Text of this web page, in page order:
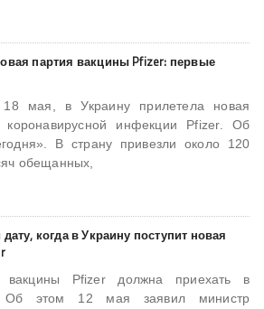
партия вакцины Pfizer: первые
мая, в Украину прилетела новая
коронавирусной инфекции Pfizer. Об
В страну привезли около 120
обещанных,
когда в Украину поступит новая
вакцины Pfizer должна приехать в
этом 12 мая заявил министр